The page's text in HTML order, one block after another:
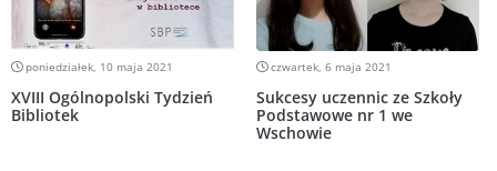
poniedziałek, 10 maja 2021
XVIII Ogólnopolski Tydzień
Bibliotek
czwartek, 6 maja 2021
Sukcesy uczennic ze Szkoły
Podstawowe nr 1 we
Wschowie